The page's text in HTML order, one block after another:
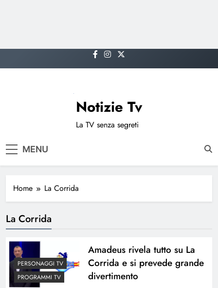
to
Notizie Tv
La TV senza segreti
MENU
Home La Corrida
La Corrida
PERSONAGGI TV
PROGRAMMI TV
Amadeus rivela tutto su La
Corrida e si prevede grande
divertimento